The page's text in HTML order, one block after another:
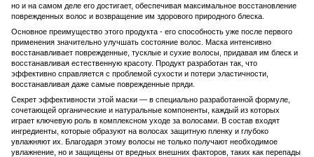
но и на самом деле его достигает, обеспечивая максимальное восстановление
поврежденных волос и возвращение им здорового природного блеска.
Основное преимущество этого продукта - его способность уже после первого
применения значительно улучшать состояние волос. Маска интенсивно
восстанавливает поврежденные, тусклые и сухие волосы, придавая им блеск и
восстанавливая естественную красоту. Продукт разработан так, что
эффективно справляется с проблемой сухости и потери эластичности,
восстанавливая даже самые поврежденные пряди.
Секрет эффективности этой маски — в специально разработанной формуле,
сочетающей органические и натуральные компоненты, каждый из которых
играет ключевую роль в комплексном уходе за волосами. В состав входят
ингредиенты, которые образуют на волосах защитную пленку и глубоко
увлажняют их. Благодаря этому волосы не только получают необходимое
увлажнение, но и защищены от вредных внешних факторов, таких как перепады